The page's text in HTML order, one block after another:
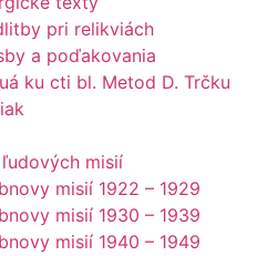
pri relikviách
a poďakovania
ku cti bl. Metod D. Trčku
misií
misií 1922 – 1929
misií 1930 – 1939
misií 1940 – 1949